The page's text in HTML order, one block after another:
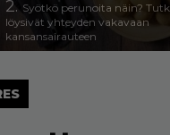
2. Syötkö perunoita näin?
löysivät yhteyden vakavaan
kansansairauteen